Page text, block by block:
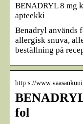
BENADRYL 8 mg
apteekki
Benadryl används
allergisk snuva,
beställning på
http s://
fol